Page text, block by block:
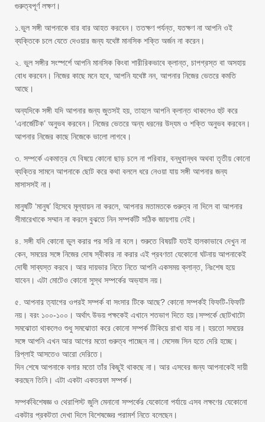
গুরুত্বপূর্ণ লক্ষণ।
১.ভুল সঙ্গী আপনাকে বার বার আহত করবেন। ততক্ষণ পর্যন্ত, যতক্ষণ না আপনি ওই
ব্যক্তিকে চলে যেতে দেওয়ার জন্য যথেষ্ট মানসিক শক্তি অর্জন না করেন।
২. ভুল সঙ্গীর সংস্পর্শে আপনি মানসিক কিংবা শারীরিকভাবে ক্লান্ত, চাপগ্রস্ত বা অসহায়
বোধ করবেন। নিজের কাছে মনে হবে, আপনি যথেষ্ট নন, আপনার নিজের ভেতরে কমতি
আছে।
অন্যদিকে সঙ্গী যদি আপনার জন্য জুতসই হয়, তাহলে আপনি ক্লান্ত থাকলেও হুট করে
‘এনার্জেটিক’ অনুভব করবেন। নিজের ভেতরে অন্য ধরনের উদ্যম ও শক্তি অনুভব করবেন।
আপনার নিজের কাছে নিজেকে ভালো লাগবে।
৩. সম্পর্কে একমাত্র যে বিষয়ে কোনো ছাড় চলে না পরিবার, বন্ধুবান্ধব অথবা তৃতীয় কোনো
ব্যক্তির সামনে আপনাকে ছোট করে কথা বললে ধরে নেওয়া যায় সঙ্গী আপনার জন্য
মাসাসসই না।
মানুষটি ‘মানুষ’ হিসেবে মূল্যায়ন না করলে, আপনার মতামতকে গুরুত্ব না দিলে বা আপনার
সীমারেখাকে সম্মান না করলে বুঝতে নিন সম্পর্কটি সঠিক জায়গায় নেই।
৪. সঙ্গী যদি কোনো ভুল করার পর সরি না বলে। শুরুতে বিষয়টি যতই হালকাভাবে দেখুন না
কেন, সময়ের সঙ্গে নিজের দোষ স্বীকার না করার এই প্রবণতা যেকোনো ঘটনায় আপনাকেই
দোষী সাব্যস্ত করবে। আর দায়ভার নিতে নিতে আপনি একসময় ক্লান্ত, নিঃশেষ হয়ে
যাবেন। এটা মোটেও কোনো সুস্থ সম্পর্কের অভ্যাস নয়।
৫. আপনার ত্যাগের ওপরই সম্পর্ক বা সংসার টিকে আছে? কোনো সম্পর্কই ফিফটি-ফিফটি
নয়। বরং ১০০-১০০। অর্থাৎ উভয় পক্ষকেই এখানে শতভাগ দিতে হয়।সম্পর্কে ছোটখাটো
সমঝোতা থাকলেও শুধু সমঝোতা করে কোনো সম্পর্ক টিকিয়ে রাখা যায় না। হয়তো সময়ের
সঙ্গে আপনি এখন আর আগের মতো গুরুত্ব পাচ্ছেন না। মেসেজ সিন হতে দেরি হচ্ছে।
রিপ্লাই আসতেও আরো দেরিতে।
দিন শেষে আপনাকে বলার মতো তাঁর কিছুই থাকছে না। আর এসবের জন্য আপনাকেই দায়ী
করছেন তিনি। এটা একটা একতরফা সম্পর্ক।
সম্পর্কবিশেষজ্ঞ ও থেরাপিস্ট জুলি মেনানো সম্পর্কের যেকোনো পর্যায়ে এসব লক্ষণের যেকোনো
একটার প্রকটতা দেখা দিলে বিশেষজ্ঞের পরামর্শ নিতে বলেছেন।